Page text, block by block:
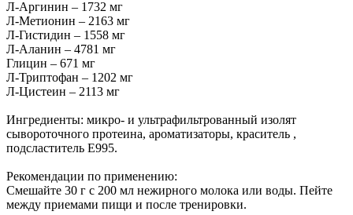
Л-Аргинин – 1732 мг
Л-Метионин – 2163 мг
Л-Гистидин – 1558 мг
Л-Аланин – 4781 мг
Глицин – 671 мг
Л-Триптофан – 1202 мг
Л-Цистеин – 2113 мг
Ингредиенты: микро- и ультрафильтрованный изолят
сывороточного протеина, ароматизаторы, краситель ,
подсластитель Е995.
Рекомендации по применению:
Смешайте 30 г с 200 мл нежирного молока или воды. Пейте
между приемами пищи и после тренировки.